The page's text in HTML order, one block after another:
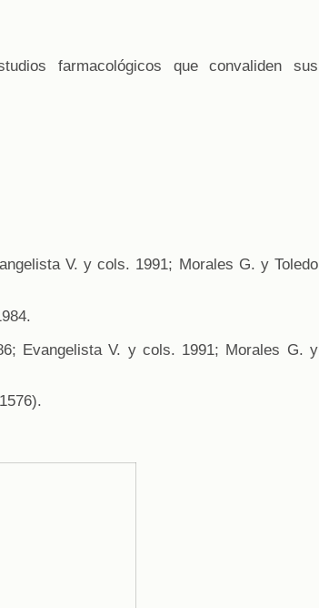
farmacológicos que convaliden sus
V. y cols. 1991; Morales G. y Toledo
Evangelista V. y cols. 1991; Morales G. y